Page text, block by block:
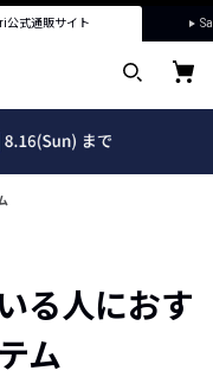
公式通販サイト
る人におす
ム